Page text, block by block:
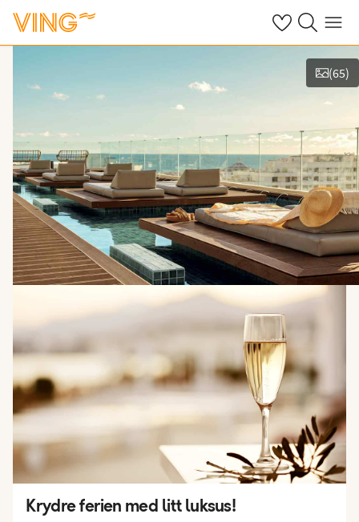
Se dine sparte
Søk påMeny
Se bilder og film
(65)
Krydre ferien med litt luksus!